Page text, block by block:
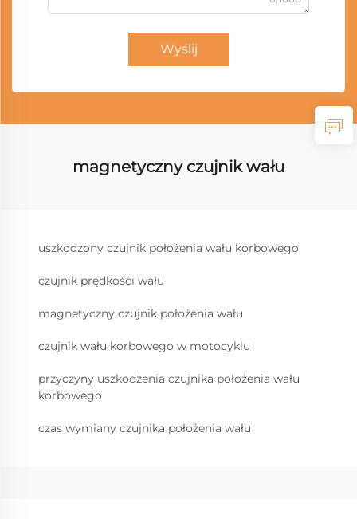
Wyślij
magnetyczny czujnik wału
uszkodzony czujnik położenia wału korbowego
czujnik prędkości wału
magnetyczny czujnik położenia wału
czujnik wału korbowego w motocyklu
przyczyny uszkodzenia czujnika położenia wału
korbowego
czas wymiany czujnika położenia wału